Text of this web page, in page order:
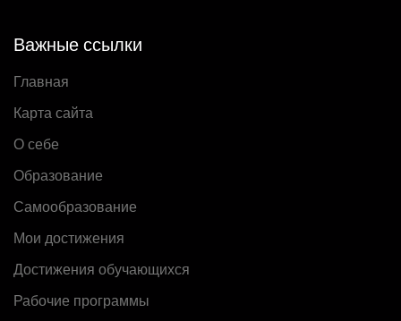
Важные ссылки
Главная
Карта сайта
О себе
Образование
Самообразование
Мои достижения
Достижения обучающихся
Рабочие программы